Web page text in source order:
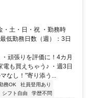
・土・日・祝 ・勤務時
低勤務日数（週）：3日
頑張りを評価に！4カ月
も買えちゃう♪ ・週3日
なし！”寄り添う...
務OK
社員登用あり
シフト自由
学歴不問